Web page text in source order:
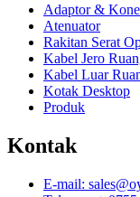
Adaptor &
Atenuator
Rakitan Serat
Kabel Jero
Kabel Luar
Kotak Desktop
Produk
Kontak
E-mail: